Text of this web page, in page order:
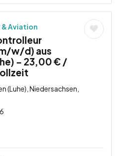
Aviation
w/d) aus
– 23,00 € /
(Luhe), Niedersachsen,